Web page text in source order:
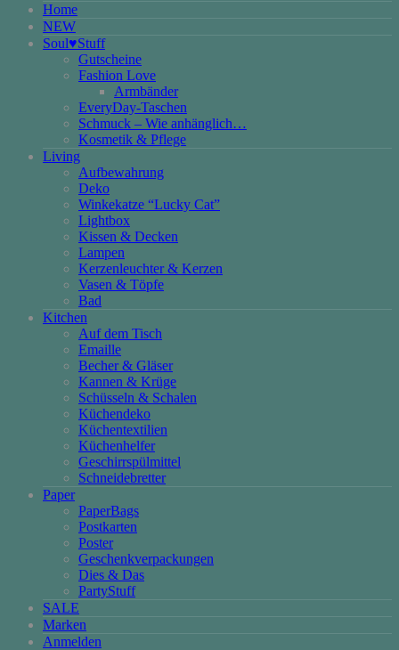
Home
NEW
Soul♥Stuff
Gutscheine
Fashion Love
Armbänder
EveryDay-Taschen
Schmuck – Wie anhänglich…
Kosmetik & Pflege
Living
Aufbewahrung
Deko
Winkekatze “Lucky Cat”
Lightbox
Kissen & Decken
Lampen
Kerzenleuchter & Kerzen
Vasen & Töpfe
Bad
Kitchen
Auf dem Tisch
Emaille
Becher & Gläser
Kannen & Krüge
Schüsseln & Schalen
Küchendeko
Küchentextilien
Küchenhelfer
Geschirrspülmittel
Schneidebretter
Paper
PaperBags
Postkarten
Poster
Geschenkverpackungen
Dies & Das
PartyStuff
SALE
Marken
Anmelden